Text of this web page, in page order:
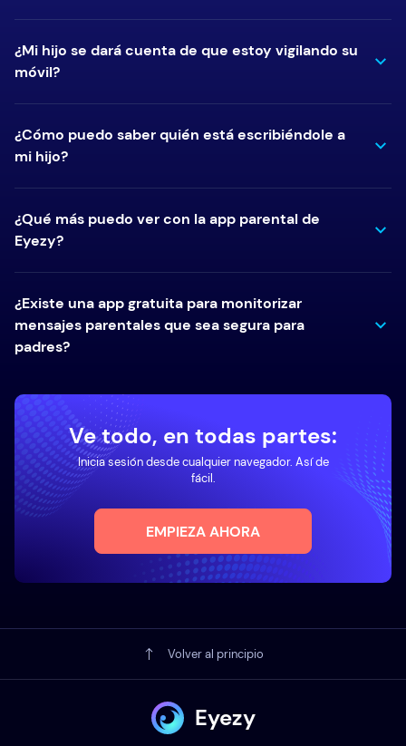
¿Mi hijo se dará cuenta de que estoy vigilando su
móvil?
¿Cómo puedo saber quién está escribiéndole a
mi hijo?
¿Qué más puedo ver con la app parental de
Eyezy?
¿Existe una app gratuita para monitorizar
mensajes parentales que sea segura para
padres?
Ve todo, en todas partes:
Inicia sesión desde cualquier navegador. Así de
fácil.
EMPIEZA AHORA
Volver al principio
Eyezy